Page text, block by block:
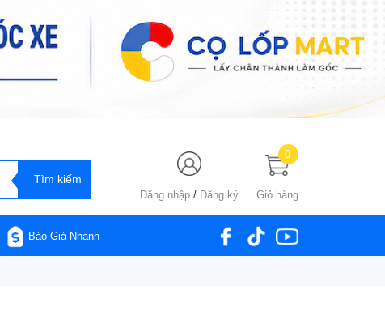
Đăng nhập / Đăng ký Giỏ hàng
0
Báo Giá Nhanh